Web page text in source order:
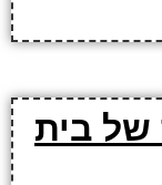
של בית